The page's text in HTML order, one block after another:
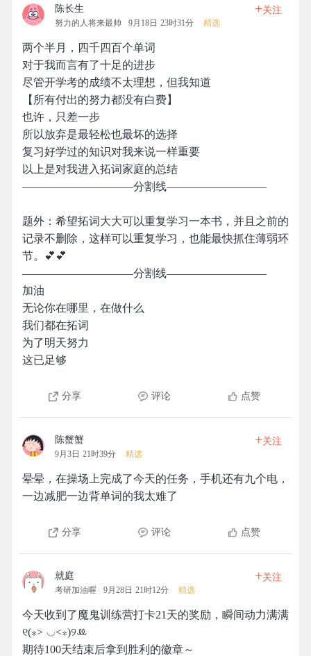
陈长生
努力的人将来最帅 9月18日 23时31分 精选
+关注
两个半月，四千四百个单词
对于我而言有了十足的进步
尽管开学考的成绩不太理想，但我知道
【所有付出的努力都没有白费】
也许，只差一步
所以放弃是最轻松也最坏的选择
复习好学过的知识对我来说一样重要
以上是对我进入拓词家庭的总结
——————————分割线—————————
题外：希望拓词大大可以重复学习一本书，并且之前的
记录不删除，这样可以重复学习，也能最快抓住薄弱环
节。💕💕
——————————分割线—————————
加油
无论你在哪里，在做什么
我们都在拓词
为了明天努力
这已足够
分享 评论 点赞
陈蟹蟹
9月3日 21时39分 精选
+关注
晕晕，在操场上完成了今天的任务，手机还有九个电，
一边减肥一边背单词的我太难了
分享 评论 点赞
就庭
考研加油喔 9月28日 21时12分 精选
+关注
今天收到了魔鬼训练营打卡21天的奖励，瞬间动力满满
୧(⁎˃ ◡˂⁎)୨ꔛ
期待100天结束后拿到胜利的徽章～